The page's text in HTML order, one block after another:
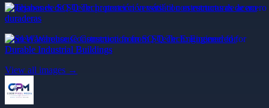
Tejabanes de SQ Tech: protección versátil con estructuras de acero
duraderas
Steel Warehouse Construction from SQ Tech: Engineered for
Durable Industrial Buildings
View all images →